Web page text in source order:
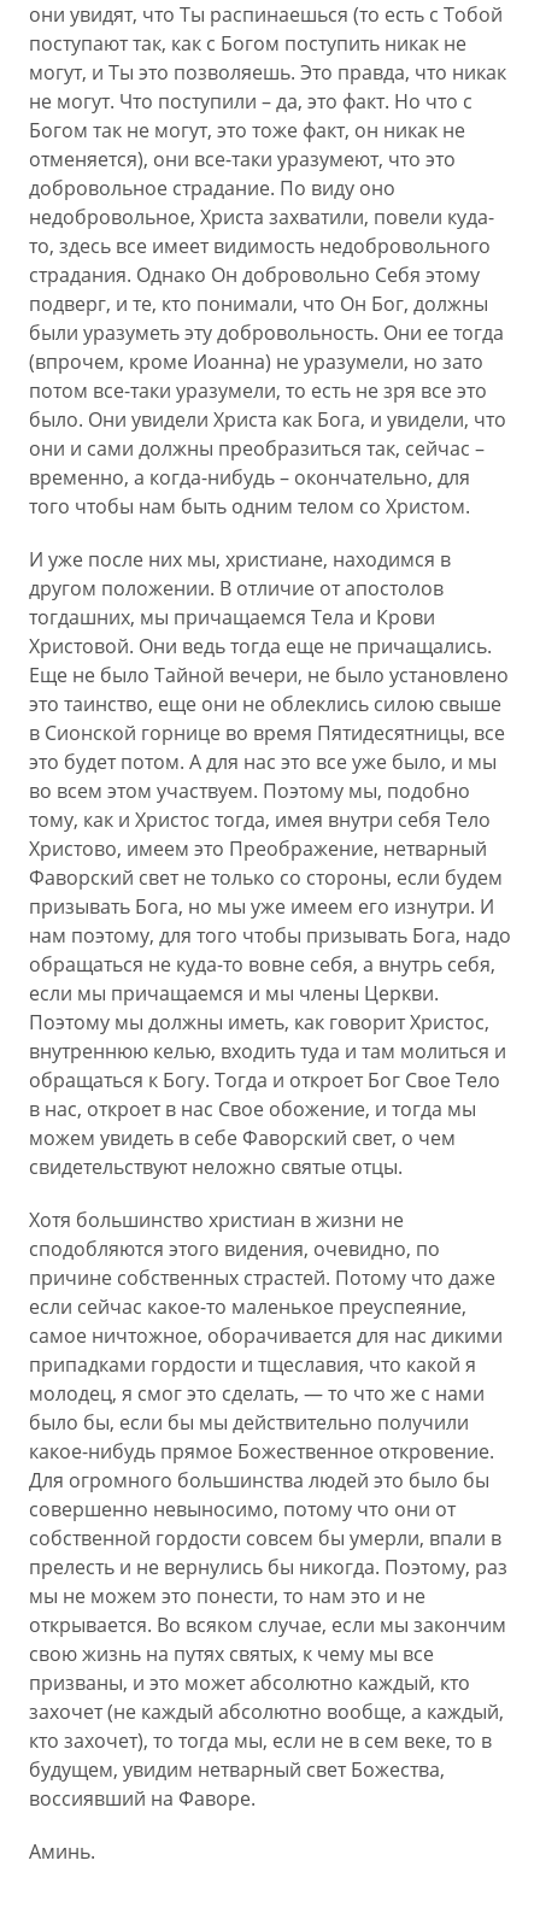
они увидят, что Ты распинаешься (то есть с Тобой
поступают так, как с Богом поступить никак не
могут, и Ты это позволяешь. Это правда, что никак
не могут. Что поступили – да, это факт. Но что с
Богом так не могут, это тоже факт, он никак не
отменяется), они все-таки уразумеют, что это
добровольное страдание. По виду оно
недобровольное, Христа захватили, повели куда-
то, здесь все имеет видимость недобровольного
страдания. Однако Он добровольно Себя этому
подверг, и те, кто понимали, что Он Бог, должны
были уразуметь эту добровольность. Они ее тогда
(впрочем, кроме Иоанна) не уразумели, но зато
потом все-таки уразумели, то есть не зря все это
было. Они увидели Христа как Бога, и увидели, что
они и сами должны преобразиться так, сейчас –
временно, а когда-нибудь – окончательно, для
того чтобы нам быть одним телом со Христом.
И уже после них мы, христиане, находимся в
другом положении. В отличие от апостолов
тогдашних, мы причащаемся Тела и Крови
Христовой. Они ведь тогда еще не причащались.
Еще не было Тайной вечери, не было установлено
это таинство, еще они не облеклись силою свыше
в Сионской горнице во время Пятидесятницы, все
это будет потом. А для нас это все уже было, и мы
во всем этом участвуем. Поэтому мы, подобно
тому, как и Христос тогда, имея внутри себя Тело
Христово, имеем это Преображение, нетварный
Фаворский свет не только со стороны, если будем
призывать Бога, но мы уже имеем его изнутри. И
нам поэтому, для того чтобы призывать Бога, надо
обращаться не куда-то вовне себя, а внутрь себя,
если мы причащаемся и мы члены Церкви.
Поэтому мы должны иметь, как говорит Христос,
внутреннюю келью, входить туда и там молиться и
обращаться к Богу. Тогда и откроет Бог Свое Тело
в нас, откроет в нас Свое обожение, и тогда мы
можем увидеть в себе Фаворский свет, о чем
свидетельствуют неложно святые отцы.
Хотя большинство христиан в жизни не
сподобляются этого видения, очевидно, по
причине собственных страстей. Потому что даже
если сейчас какое-то маленькое преуспеяние,
самое ничтожное, оборачивается для нас дикими
припадками гордости и тщеславия, что какой я
молодец, я смог это сделать, — то что же с нами
было бы, если бы мы действительно получили
какое-нибудь прямое Божественное откровение.
Для огромного большинства людей это было бы
совершенно невыносимо, потому что они от
собственной гордости совсем бы умерли, впали в
прелесть и не вернулись бы никогда. Поэтому, раз
мы не можем это понести, то нам это и не
открывается. Во всяком случае, если мы закончим
свою жизнь на путях святых, к чему мы все
призваны, и это может абсолютно каждый, кто
захочет (не каждый абсолютно вообще, а каждый,
кто захочет), то тогда мы, если не в сем веке, то в
будущем, увидим нетварный свет Божества,
воссиявший на Фаворе.
Аминь.